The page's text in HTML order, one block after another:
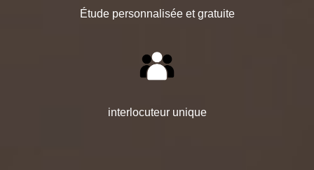
Étude personnalisée et gratuite
interlocuteur unique